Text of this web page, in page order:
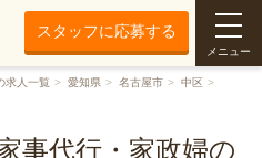
スタッフに応募する
メニュー
求人一覧 愛知県 名古屋市
中区
事代行・家政婦の